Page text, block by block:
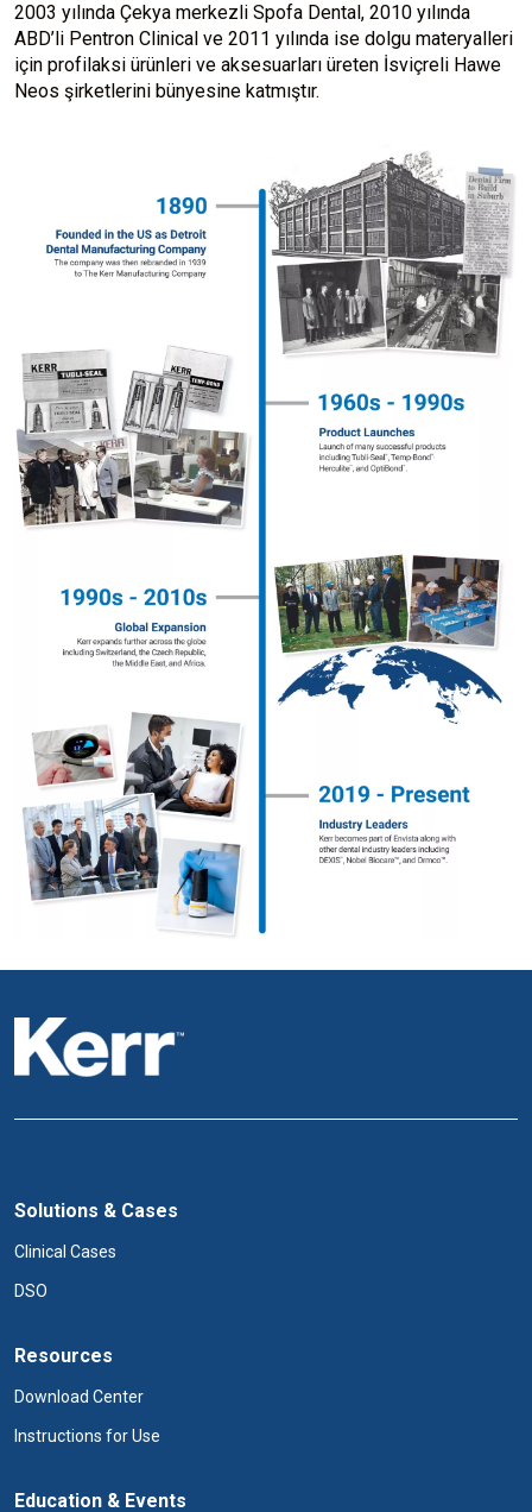
2003 yılında Çekya merkezli Spofa Dental, 2010 yılında
ABD’li Pentron Clinical ve 2011 yılında ise dolgu materyalleri
için profilaksi ürünleri ve aksesuarları üreten İsviçreli Hawe
Neos şirketlerini bünyesine katmıştır.
Solutions & Cases
Clinical Cases
DSO
Resources
Download Center
Instructions for Use
Education & Events